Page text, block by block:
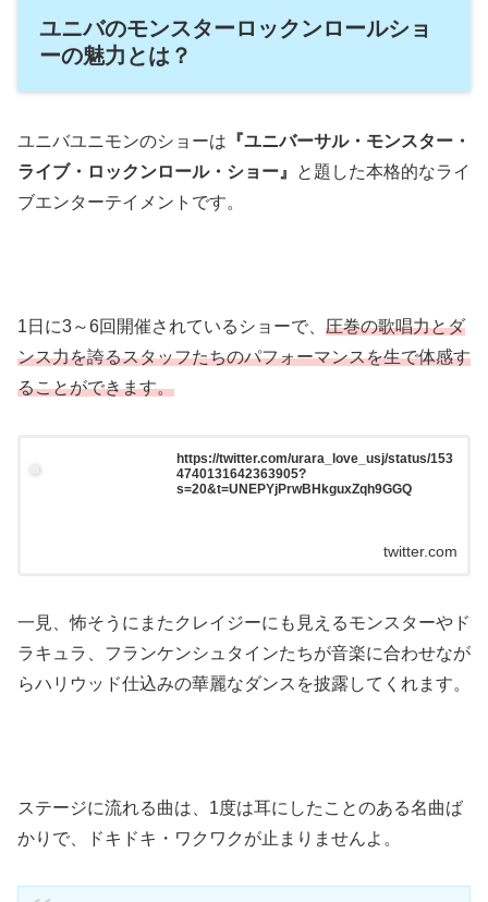
ユニバのモンスターロックンロールショ
ーの魅力とは？
ユニバユニモンのショーは 『ユニバーサル・モンスター・
ライブ・ロックンロール・ショー』
と題した本格的なライ
ブエンターテイメントです。
1日に3～6回開催されているショーで、 圧巻の歌唱力とダ
ンス力を誇るスタッフたちのパフォーマンスを生で体感す
ることができます。
https://twitter.com/urara_love_usj/status/153
4740131642363905?
s=20&t=UNEPYjPrwBHkguxZqh9GGQ
twitter.com
一見、怖そうにまたクレイジーにも見えるモンスターやド
ラキュラ、フランケンシュタインたちが音楽に合わせなが
らハリウッド仕込みの華麗なダンスを披露してくれます。
ステージに流れる曲は、1度は耳にしたことのある名曲ば
かりで、ドキドキ・ワクワクが止まりませんよ。